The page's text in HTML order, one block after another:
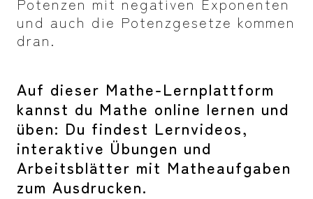
Potenzen mit negativen Exponenten
und auch die Potenzgesetze kommen
dran.
Auf dieser Mathe-Lernplattform
kannst du Mathe online lernen und
üben: Du findest Lernvideos,
interaktive Übungen und
Arbeitsblätter mit Matheaufgaben
zum Ausdrucken.